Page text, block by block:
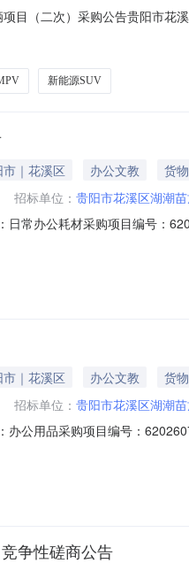
目（二次）采购公告贵阳市花
09:30(北京时间)前提交响应
新能源SUV
｜花溪区 办公文教
货物
招标单位： 贵阳市花溪区湖潮
日常办公耗材采购项目编号：
;次要参数要求:硒鼓:详见附件
｜花溪区 办公文教
货物
招标单位： 贵阳市花溪区湖潮
办公用品采购项目编号：
求描述:-;次要参数要求:复印纸:
争性磋商公告